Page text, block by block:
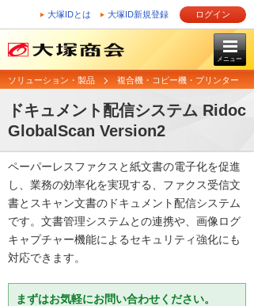
大塚IDとは 大塚ID新規登録 ログイン
メニュー
ソリューション・製品 複合機・コピー機・プリンター
ドキュメント配信システム Ridoc
GlobalScan Version2
ペーパーレスファクスと紙文書の電子化を促進
し、業務の効率化を実現する、ファクス受信文
書とスキャン文書のドキュメント配信システム
です。文書管理システムとの連携や、画像ログ
キャプチャー機能によるセキュリティ強化にも
対応できます。
まずはお気軽にお問い合わせください。